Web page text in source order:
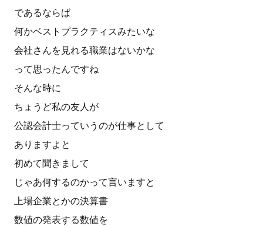
であるならば
何かベストプラクティスみたいな
会社さんを見れる職業はないかな
って思ったんですね
そんな時に
ちょうど私の友人が
公認会計士っていうのが仕事として
ありますよと
初めて聞きまして
じゃあ何するのかって言いますと
上場企業とかの決算書
数値の発表する数値を